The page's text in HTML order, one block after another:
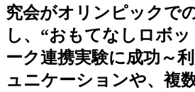
究会がオリンピックで
し、“おもてなしロボ
ーク連携実験に成功～
ュニケーションや、複